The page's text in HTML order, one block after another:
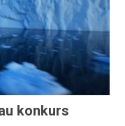
konkurs